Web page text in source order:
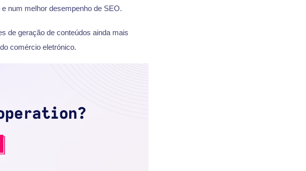
num melhor desempenho de SEO.
de geração de conteúdos ainda mais
comércio eletrónico.